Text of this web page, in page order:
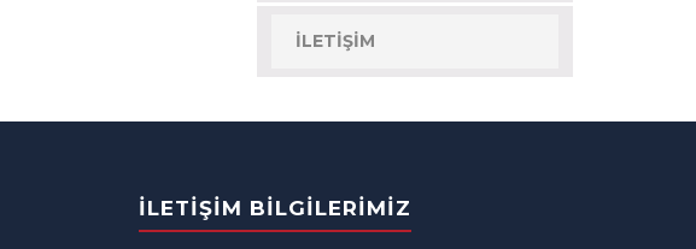
İLETIŞIM
İLETIŞIM BILGILERIMIZ